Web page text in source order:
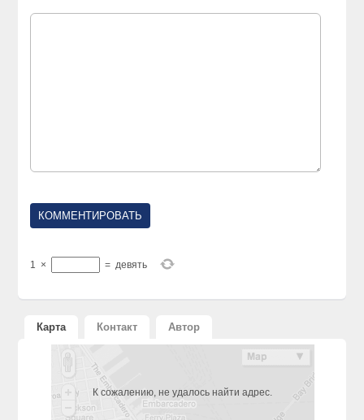
1 × = девять
Карта Контакт Автор
К сожалению, не удалось найти адрес.